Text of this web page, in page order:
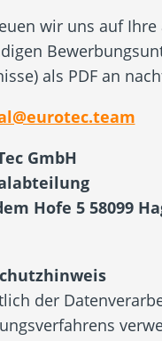
wir uns auf
als PDF an
GmbH
Hofe 5 58099
der